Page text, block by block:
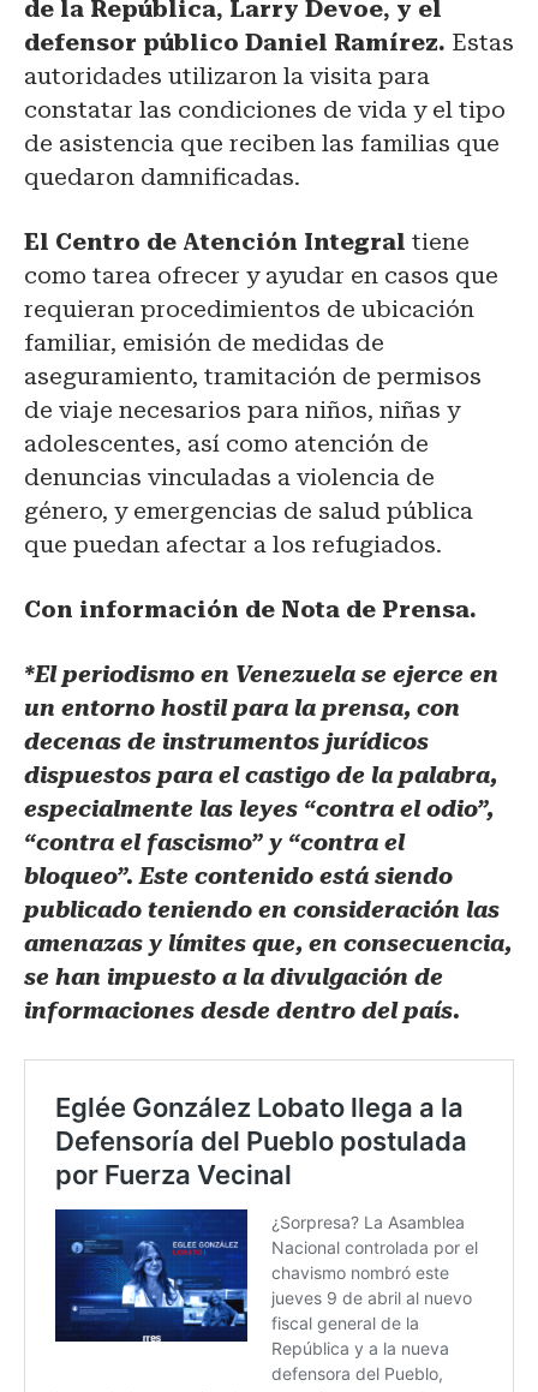
de la República, Larry Devoe, y el
defensor público Daniel Ramírez. Estas
autoridades utilizaron la visita para
constatar las condiciones de vida y el tipo
de asistencia que reciben las familias que
quedaron damnificadas.
El Centro de Atención Integral tiene
como tarea ofrecer y ayudar en casos que
requieran procedimientos de ubicación
familiar, emisión de medidas de
aseguramiento, tramitación de permisos
de viaje necesarios para niños, niñas y
adolescentes, así como atención de
denuncias vinculadas a violencia de
género, y emergencias de salud pública
que puedan afectar a los refugiados.
Con información de Nota de Prensa.
*El periodismo en Venezuela se ejerce en
un entorno hostil para la prensa, con
decenas de instrumentos jurídicos
dispuestos para el castigo de la palabra,
especialmente las leyes “contra el odio”,
“contra el fascismo” y “contra el
bloqueo”. Este contenido está siendo
publicado teniendo en consideración las
amenazas y límites que, en consecuencia,
se han impuesto a la divulgación de
informaciones desde dentro del país.